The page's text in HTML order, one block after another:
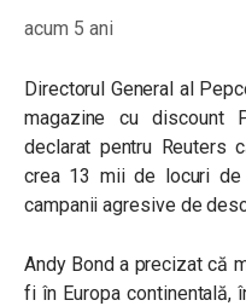
acum 5 ani
Directorul General al
magazine cu discount
declarat pentru Reuters
crea 13 mii de locuri de
campanii agresive de
Andy Bond a precizat că
fi în Europa continentală,